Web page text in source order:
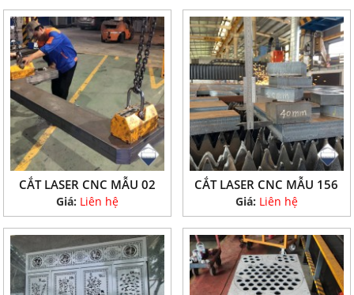
CẮT LASER CNC MẪU 02
Giá: Liên hệ
CẮT LASER CNC MẪU 156
Giá: Liên hệ